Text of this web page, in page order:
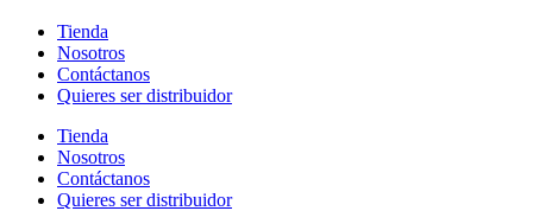
Tienda
Nosotros
Contáctanos
Quieres ser distribuidor
Tienda
Nosotros
Contáctanos
Quieres ser distribuidor